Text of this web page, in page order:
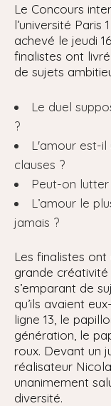
Le Concours
l’université Paris
achevé le jeudi
finalistes ont
de sujets
Le duel
?
L'amour est-
clauses ?
Peut-on
L’amour le
jamais ?
Les finalistes
grande créativité
s’emparant de
qu’ils avaient
ligne 13, le
génération, le
roux. Devant un
réalisateur
unanimement
diversité.